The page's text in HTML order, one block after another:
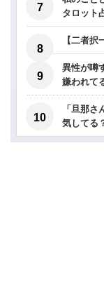
タロット
【二者
異性が噂
嫌われて
「旦那
気してる